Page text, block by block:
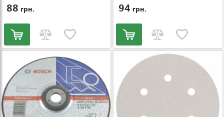
88 грн. 94 грн.